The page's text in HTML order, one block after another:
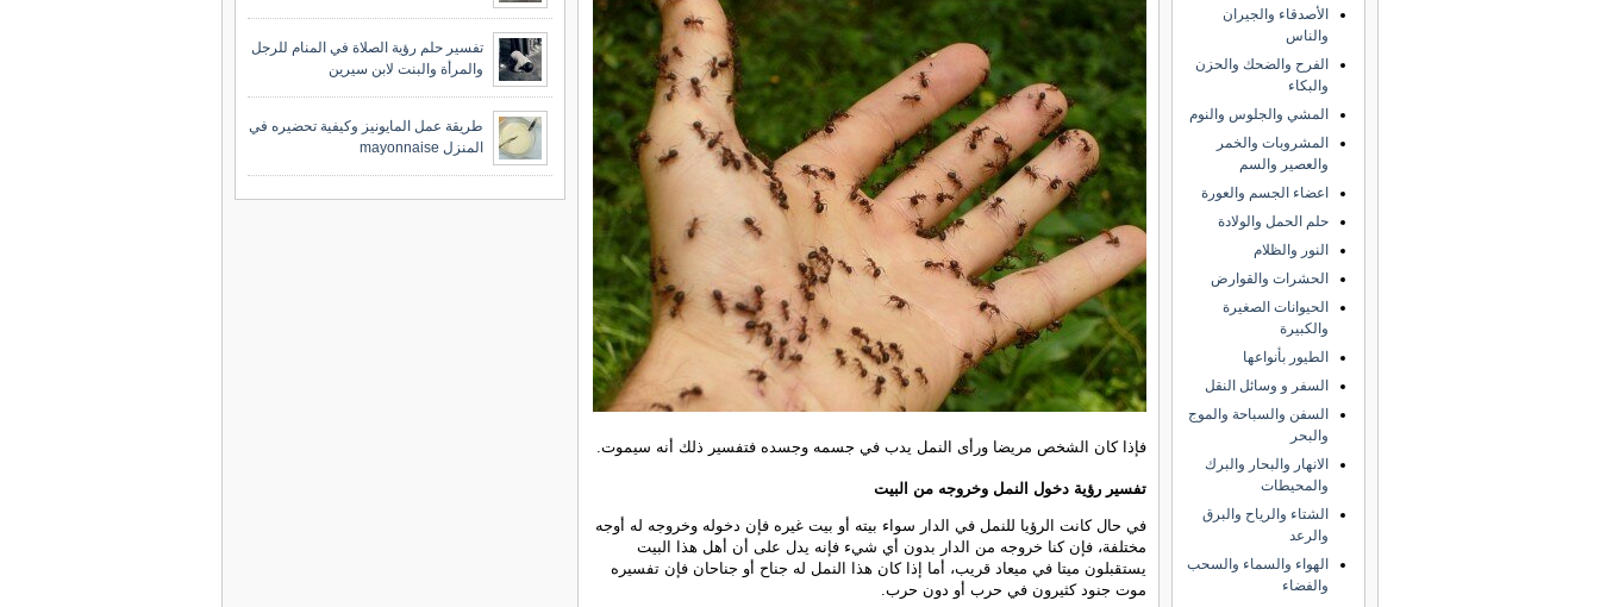
فإذا كان الشخص مريضا ورأى النمل يدب في جسمه وجسده فتفسير ذلك أنه سيموت.
تفسير رؤية دخول النمل وخروجه من البيت
في حال كانت الرؤيا للنمل في الدار سواء بيته أو بيت غيره فإن دخوله وخروجه له أوجه
مختلفة، فإن كنا خروجه من الدار بدون أي شيء فإنه يدل على أن أهل هذا البيت
يستقبلون ميتا في ميعاد قريب، أما إذا كان هذا النمل له جناح أو جناحان فإن تفسيره
موت جنود كثيرون في حرب أو دون حرب.
الأصدقاء والجيران
والناس
الفرح والضحك والحزن
والبكاء
المشي والجلوس والنوم
المشروبات والخمر
والعصير والسم
اعضاء الجسم والعورة
حلم الحمل والولادة
النور والظلام
الحشرات والقوارض
الحيوانات الصغيرة
والكبيرة
الطيور بأنواعها
السفر و وسائل النقل
السفن والسباحة والموج
والبحر
الانهار والبحار والبرك
والمحيطات
الشتاء والرياح والبرق
والرعد
الهواء والسماء والسحب
والفضاء
تفسير حلم رؤية الصلاة في المنام للرجل
والمرأة والبنت لابن سيرين
طريقة عمل المايونيز وكيفية تحضيره في
المنزل mayonnaise